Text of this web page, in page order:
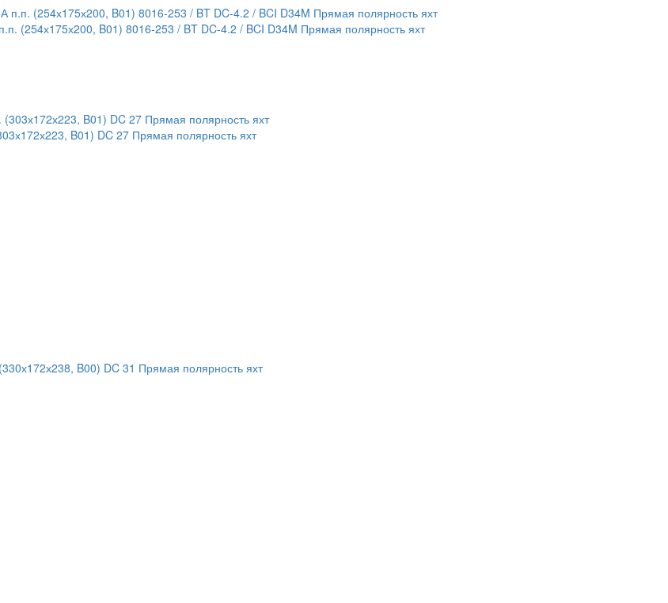
(254х175х200, B01) 8016-253 / BT DC-4.2 / BCI D34M Прямая полярность яхт
B01) DC 27 Прямая полярность яхт
B00) DC 31 Прямая полярность яхт